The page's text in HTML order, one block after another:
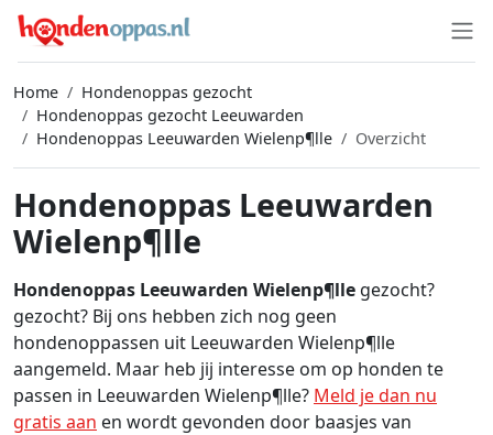
Home
Hondenoppas gezocht
Hondenoppas gezocht Leeuwarden
Hondenoppas Leeuwarden Wielenp¶lle
Overzicht
Hondenoppas Leeuwarden
Wielenp¶lle
Hondenoppas Leeuwarden Wielenp¶lle gezocht?
gezocht? Bij ons hebben zich nog geen
hondenoppassen uit Leeuwarden Wielenp¶lle
aangemeld. Maar heb jij interesse om op honden te
passen in Leeuwarden Wielenp¶lle? Meld je dan nu
gratis aan en wordt gevonden door baasjes van